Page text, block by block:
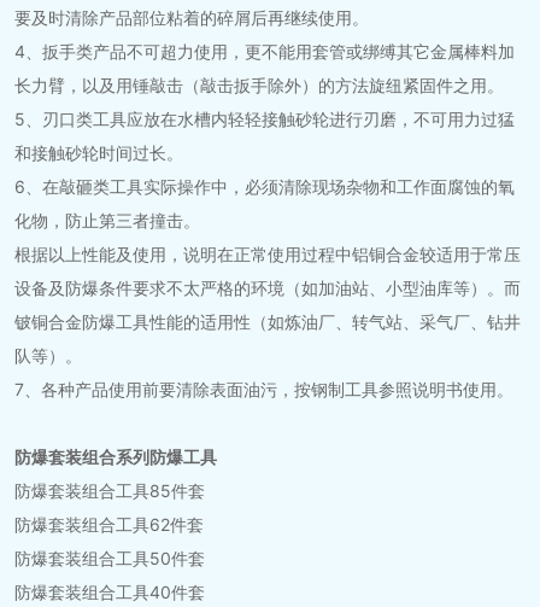
要及时清除产品部位粘着的碎屑后再继续使用。
4、扳手类产品不可超力使用，更不能用套管或绑缚其它金属棒料加
长力臂，以及用锤敲击（敲击扳手除外）的方法旋纽紧固件之用。
5、刃口类工具应放在水槽内轻轻接触砂轮进行刃磨，不可用力过猛
和接触砂轮时间过长。
6、在敲砸类工具实际操作中，必须清除现场杂物和工作面腐蚀的氧
化物，防止第三者撞击。
根据以上性能及使用，说明在正常使用过程中铝铜合金较适用于常压
设备及防爆条件要求不太严格的环境（如加油站、小型油库等）。而
铍铜合金防爆工具性能的适用性（如炼油厂、转气站、采气厂、钻井
队等）。
7、各种产品使用前要清除表面油污，按钢制工具参照说明书使用。
防爆套装组合系列防爆工具
防爆套装组合工具85件套
防爆套装组合工具62件套
防爆套装组合工具50件套
防爆套装组合工具40件套